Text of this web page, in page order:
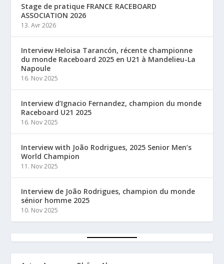
Stage de pratique FRANCE RACEBOARD
ASSOCIATION 2026
13. Avr 2026
Interview Heloisa Tarancón, récente championne
du monde Raceboard 2025 en U21 à Mandelieu-La
Napoule
16. Nov 2025
Interview d’Ignacio Fernandez, champion du monde
Raceboard U21 2025
16. Nov 2025
Interview with João Rodrigues, 2025 Senior Men’s
World Champion
11. Nov 2025
Interview de João Rodrigues, champion du monde
sénior homme 2025
10. Nov 2025